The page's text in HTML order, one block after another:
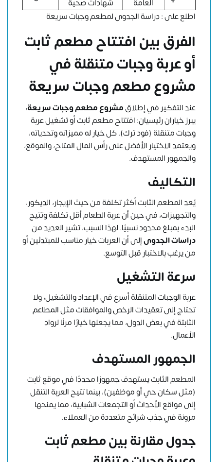
العامة شهادات صحية
اطلع على :دراسة الجدوى لمطعم وجبات سريعة
الفرق بين افتتاح مطعم ثابت
أو عربة وجبات متنقلة في
مشروع مطعم وجبات سريعة
عند التفكير في إطلاقمشروع مطعموجباتسريعة،
يبرز خياران رئيسيان: افتتاح مطعم ثابت أو تشغيل عربة
وجبات متنقلة (فود ترك). كل خيار له مميزاته وتحدياته،
ويعتمد الاختيار الأفضل على رأس المال المتاح، والموقع،
والجمهور المستهدف.
التكاليف
يُعد المطعم الثابت أكثر تكلفة من حيث الإيجار، الديكور،
والتجهيزات، في حين أن عربة الطعام أقل تكلفة وتتيح
البدء بمبلغ محدود نسبيًا. لهذا السبب، تشير العديد من
دراسات الجدوىإلى أن العربات خيار مناسب للمبتدئين أو
من يرغب بالاختبار قبل التوسع.
سرعة التشغيل
عربة الوجبات المتنقلة أسرع في الإعداد والتشغيل، ولا
تحتاج إلى تعقيدات الرخص والموافقات مثل المطاعم
الثابتة في بعض الدول، مما يجعلها خيارًا مرنًا لرواد
الأعمال.
الجمهور المستهدف
المطعم الثابت يستهدف جمهورًا محددًا في موقع ثابت
(مثل سكان حي أو موظفين)، بينما تتيح العربة التنقل
إلى مواقع الأحداث أو التجمعات الشبابية، مما يمنحها
مرونة في جذب شرائح متعددة من العملاء.
جدول مقارنة بين مطعم ثابت